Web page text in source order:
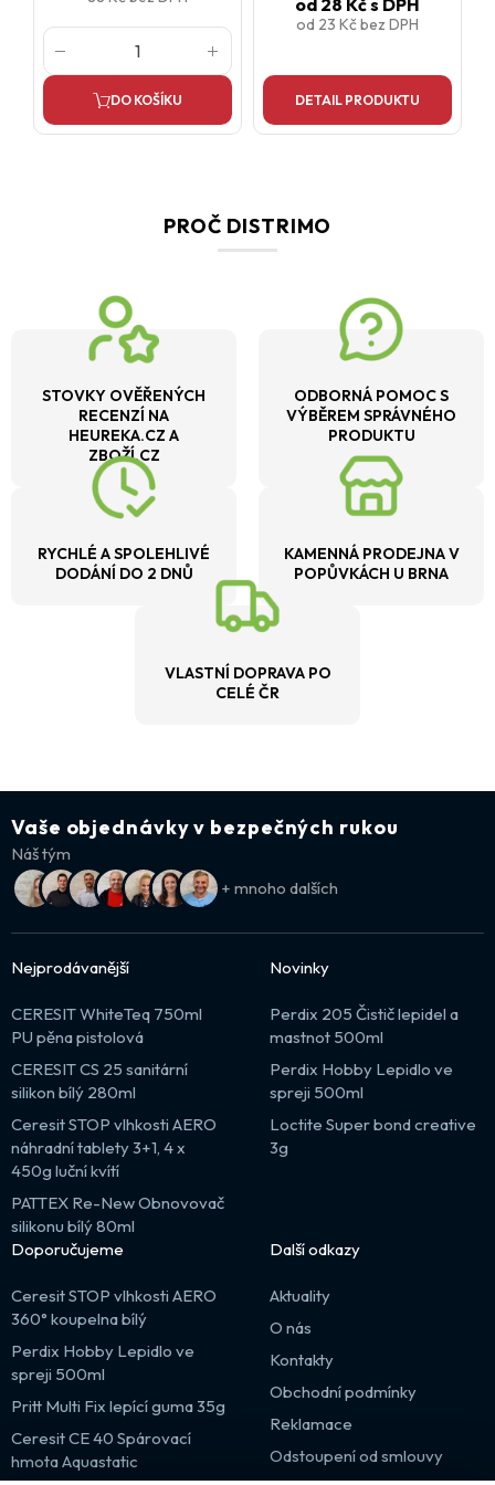
DO KOŠÍKU
od 23 Kčbez DPH
DETAIL PRODUKTU
PROČ DISTRIMO
STOVKY OVĚŘENÝCH
RECENZÍ NA
HEUREKA.CZ A
ZBOŽÍ.CZ
ODBORNÁ POMOC S
VÝBĚREM SPRÁVNÉHO
PRODUKTU
RYCHLÉ A SPOLEHLIVÉ
DODÁNÍ DO 2 DNŮ
KAMENNÁ PRODEJNA V
POPŮVKÁCH U BRNA
VLASTNÍ DOPRAVA PO
CELÉ ČR
Vaše objednávky v bezpečných rukou
Náš tým
+ mnoho dalších
Nejprodávanější
CERESIT WhiteTeq 750ml
PU pěna pistolová
CERESIT CS 25 sanitární
silikon bílý 280ml
Ceresit STOP vlhkosti AERO
náhradní tablety 3+1, 4 x
450g luční kvítí
PATTEX Re-New Obnovovač
silikonu bílý 80ml
Novinky
Perdix 205 Čistič lepidel a
mastnot 500ml
Perdix Hobby Lepidlo ve
spreji 500ml
Loctite Super bond creative
3g
Doporučujeme
Ceresit STOP vlhkosti AERO
360° koupelna bílý
Perdix Hobby Lepidlo ve
spreji 500ml
Pritt Multi Fix lepící guma 35g
Ceresit CE 40 Spárovací
hmota Aquastatic
Další odkazy
Aktuality
O nás
Kontakty
Obchodní podmínky
Reklamace
Odstoupení od smlouvy